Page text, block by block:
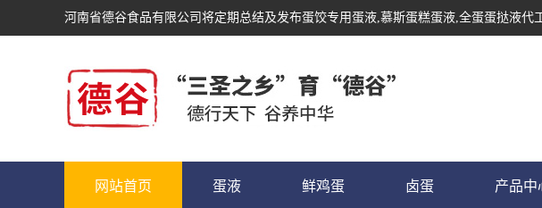
河南省德谷食品有限公司将定期总结及发布蛋饺专用蛋液,慕斯蛋糕蛋液,全蛋蛋挞液代
网站首页 蛋液 鲜鸡蛋 卤蛋 产品中